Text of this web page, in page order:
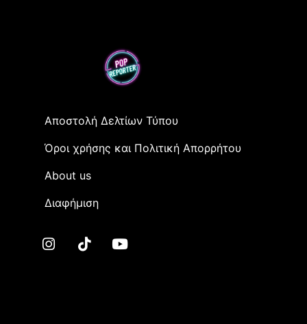
Αποστολή Δελτίων Τύπου
Όροι χρήσης και Πολιτική Απορρήτου
Αbout us
Διαφήμιση